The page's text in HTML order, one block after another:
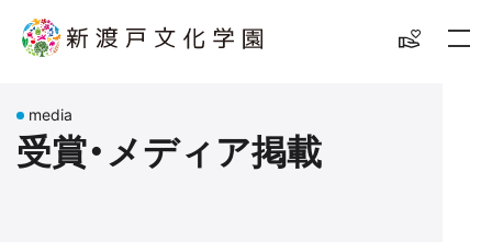
media
受賞・メディア掲載